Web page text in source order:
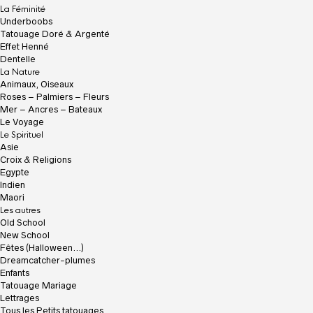
c
u
e
i
l
La Féminité
Underboobs
Tatouage Doré & Argenté
Effet Henné
Dentelle
La Nature
Animaux, Oiseaux
Roses – Palmiers – Fleurs
Mer – Ancres – Bateaux
Le Voyage
Le Spirituel
Asie
Croix & Religions
Egypte
Indien
Maori
Les autres
Old School
New School
Fêtes (Halloween…)
Dreamcatcher-plumes
Enfants
Tatouage Mariage
Lettrages
Tous les Petits tatouages